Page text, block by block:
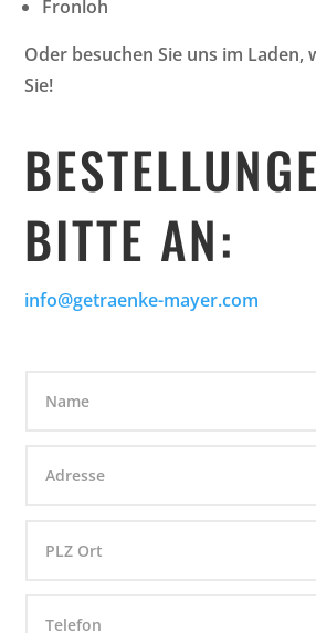
Fronloh
Oder besuchen Sie uns im
Sie!
BITTE AN:
info@getraenke-mayer.com